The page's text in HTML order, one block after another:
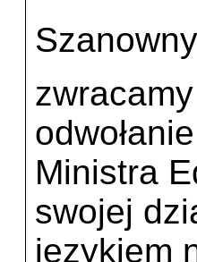
Ministra
swojej
językiem